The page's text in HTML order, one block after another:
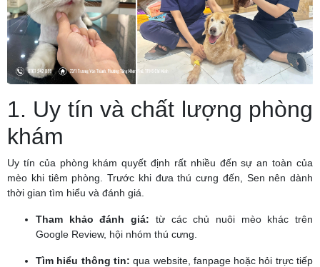
1. Uy tín và chất lượng phòng
khám
Uy tín của phòng khám quyết định rất nhiều đến sự an toàn của
mèo khi tiêm phòng. Trước khi đưa thú cưng đến, Sen nên dành
thời gian tìm hiểu và đánh giá.
Tham khảo đánh giá: từ các chủ nuôi mèo khác trên
Google Review, hội nhóm thú cưng.
Tìm hiểu thông tin: qua website, fanpage hoặc hỏi trực tiếp